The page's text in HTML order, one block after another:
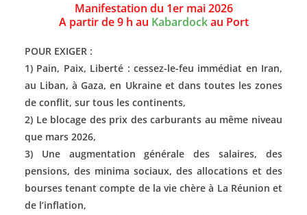
Manifestation du 1er mai 2026
A partir de 9 h au Kabardockau Port
POUR EXIGER :
1) Pain, Paix, Liberté : cessez-le-feu immédiat en Iran,
au Liban, à Gaza, en Ukraine et dans toutes les zones
de conflit, sur tous les continents,
2) Le blocage des prix des carburants au même niveau
que mars 2026,
3) Une augmentation générale des salaires, des
pensions, des minima sociaux, des allocations et des
bourses tenant compte de la vie chère à La Réunion et
de l’inflation,